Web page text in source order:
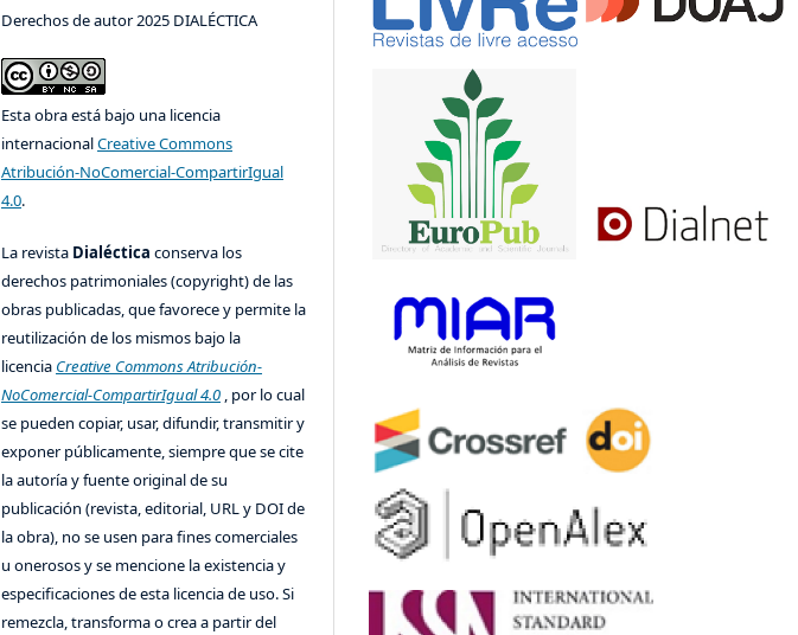
Derechos de autor 2025 DIALÉCTICA
Esta obra está bajo una licencia
internacionalCreative Commons
Atribución-NoComercial-CompartirIgual
4.0.
La revista Dialécticaconserva los
derechos patrimoniales (copyright) de las
obras publicadas, que favorece y permite la
reutilización de los mismos bajo la
licencia Creative Commons Atribución-
NoComercial-CompartirIgual 4.0 , por lo cual
se pueden copiar, usar, difundir, transmitir y
exponer públicamente, siempre que se cite
la autoría y fuente original de su
publicación (revista, editorial, URL y DOI de
la obra), no se usen para fines comerciales
u onerosos y se mencione la existencia y
especificaciones de esta licencia de uso. Si
remezcla, transforma o crea a partir del